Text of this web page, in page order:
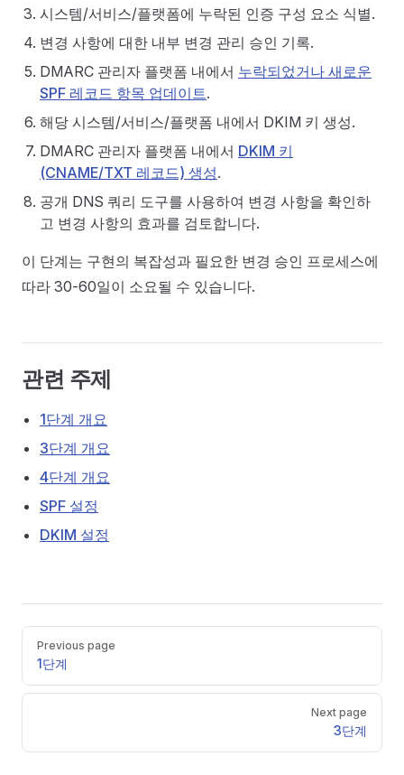
시스템/서비스/플랫폼에 누락된 인증 구성 요소 식별.
변경 사항에 대한 내부 변경 관리 승인 기록.
DMARC 관리자 플랫폼 내에서 누락되었거나 새로운
SPF 레코드 항목 업데이트.
해당 시스템/서비스/플랫폼 내에서 DKIM 키 생성.
DMARC 관리자 플랫폼 내에서 DKIM 키
(CNAME/TXT 레코드) 생성.
공개 DNS 쿼리 도구를 사용하여 변경 사항을 확인하
고 변경 사항의 효과를 검토합니다.
이 단계는 구현의 복잡성과 필요한 변경 승인 프로세스에
따라 30-60일이 소요될 수 있습니다.
관련 주제
1단계 개요
3단계 개요
4단계 개요
SPF 설정
DKIM 설정
Pager
Previous page
1단계
Next page
3단계